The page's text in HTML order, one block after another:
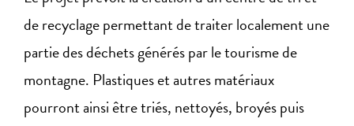
de recyclage permettant de traiter localement une
partie des déchets générés par le tourisme de
montagne. Plastiques et autres matériaux
pourront ainsi être triés, nettoyés, broyés puis